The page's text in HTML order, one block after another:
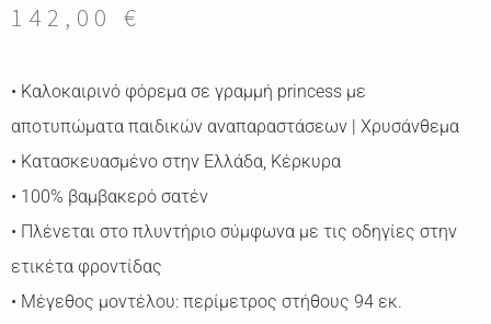
142,00 €
• Καλοκαιρινό φόρεμα σε γραμμή princess με
αποτυπώματα παιδικών αναπαραστάσεων | Χρυσάνθεμα
• Κατασκευασμένο στην Ελλάδα, Κέρκυρα
• 100% βαμβακερό σατέν
• Πλένεται στο πλυντήριο σύμφωνα με τις οδηγίες στην
ετικέτα φροντίδας
• Μέγεθος μοντέλου: περίμετρος στήθους 94 εκ.